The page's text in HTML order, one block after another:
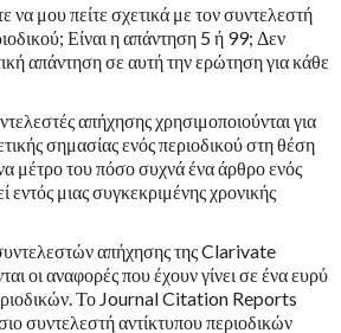
να μου πείτε σχετικά με τον συντελεστή
Είναι η απάντηση 5 ή 99; Δεν
απάντηση σε αυτή την ερώτηση για κάθε
απήχησης χρησιμοποιούνται για
σημασίας ενός περιοδικού στη θέση
μέτρο του πόσο συχνά ένα άρθρο ενός
εντός μιας συγκεκριμένης χρονικής
απήχησης της Clarivate
οι αναφορές που έχουν γίνει σε ένα ευρύ
Το Journal Citation Reports
συντελεστή αντίκτυπου περιοδικών